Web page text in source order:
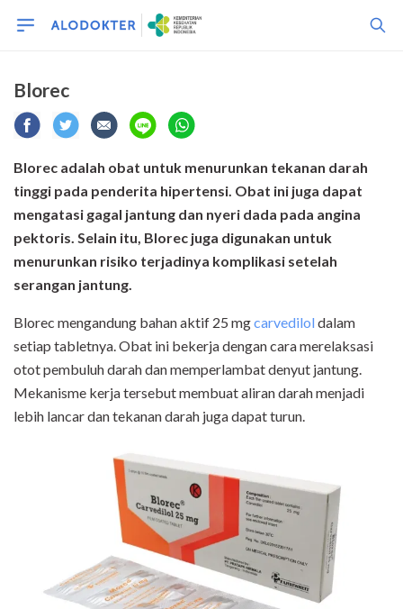
Blorec
Blorec adalah obat untuk menurunkan tekanan darah
tinggi pada penderita hipertensi. Obat ini juga dapat
mengatasi gagal jantung dan nyeri dada pada angina
pektoris. Selain itu, Blorec juga digunakan untuk
menurunkan risiko terjadinya komplikasi setelah
serangan jantung.
Blorec mengandung bahan aktif 25 mgcarvediloldalam
setiap tabletnya. Obat ini bekerja dengan cara merelaksasi
otot pembuluh darah dan memperlambat denyut jantung.
Mekanisme kerja tersebut membuat aliran darah menjadi
lebih lancar dan tekanan darah juga dapat turun.